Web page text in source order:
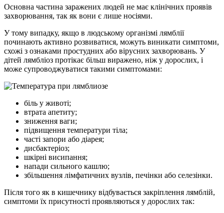
Основна частина заражених людей не має клінічних проявів
захворювання, так як вони є лише носіями.
У тому випадку, якщо в людському організмі лямблії
починають активно розвиватися, можуть виникати симптоми,
схожі з ознаками простудних або вірусних захворювань. У
дітей лямбліоз протікає більш виражено, ніж у дорослих, і
може супроводжуватися такими симптомами:
біль у животі;
втрата апетиту;
зниження ваги;
підвищення температури тіла;
часті запори або діарея;
дисбактеріоз;
шкірні висипання;
напади сильного кашлю;
збільшення лімфатичних вузлів, печінки або селезінки.
Після того як в кишечнику відбувається закріплення лямблій,
симптоми їх присутності проявляються у дорослих так: